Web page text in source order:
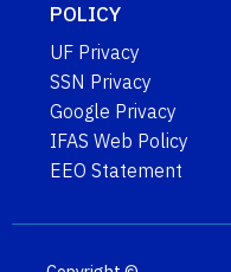
POLICY
UF Privacy
SSN Privacy
Google Privacy
IFAS Web Policy
EEO Statement